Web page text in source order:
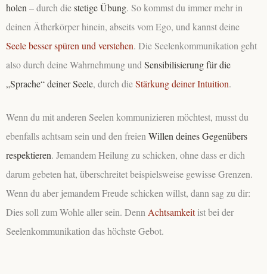
holen – durch diestetige Übung. So kommst du immer mehr in
deinen Ätherkörper hinein, abseits vom Ego, und kannst deine
Seele besser spüren und verstehen. Die Seelenkommunikation geht
also durch deine Wahrnehmung und Sensibilisierung für die
„Sprache“ deiner Seele, durch dieStärkung deiner Intuition.
Wenn du mit anderen Seelen kommunizieren möchtest, musst du
ebenfalls achtsam sein und den freien Willen deines Gegenübers
respektieren. Jemandem Heilung zu schicken, ohne dass er dich
darum gebeten hat, überschreitet beispielsweise gewisse Grenzen.
Wenn du aber jemandem Freude schicken willst, dann sag zu dir:
Dies soll zum Wohle aller sein. Denn Achtsamkeitist bei der
Seelenkommunikation das höchste Gebot.